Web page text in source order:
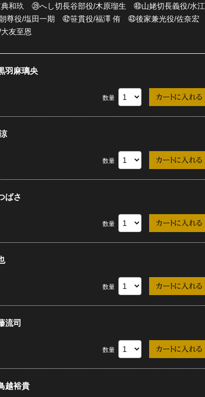
典和玖 ㊴へし切長谷部役/木原瑠生 ㊵山姥切長義役/水江
尊役/塩田一期 ㊷笹貫役/福澤 侑 ㊸後家兼光役/佐奈宏
友至恩
羽麻璃央
数量
数量
ばさ
数量
数量
流司
数量
越裕貴